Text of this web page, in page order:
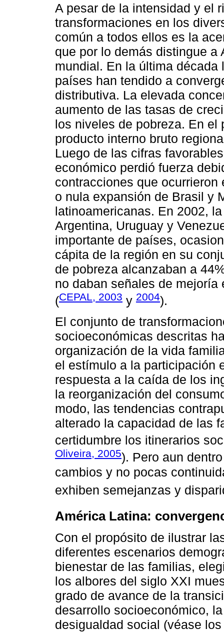
A pesar de la intensidad y el
transformaciones en los
común a todos ellos es la
que por lo demás distingue a
mundial. En la última
países han tendido a
distributiva. La elevada
aumento de las tasas de
los niveles de pobreza. En el
producto interno bruto
Luego de las cifras
económico perdió fuerza
contracciones que
o nula expansión de Brasil y
latinoamericanas. En 2002,
Argentina, Uruguay y
importante de países,
cápita de la región en su
de pobreza alcanzaban a
no daban señales de
(CEPAL, 2003 y 2004).
El conjunto de
socioeconómicas descritas
organización de la vida
el estímulo a la participación
respuesta a la caída de los
la reorganización del
modo, las tendencias
alterado la capacidad de las
certidumbre los itinerarios
Oliveira, 2005). Pero aun
cambios y no pocas
exhiben semejanzas y
América Latina:
Con el propósito de ilustrar
diferentes escenarios
bienestar de las familias,
los albores del siglo XXI
grado de avance de la
desarrollo socioeconómico,
desigualdad social (véase